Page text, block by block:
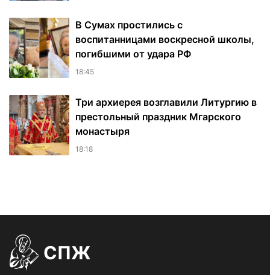
В Сумах простились с
воспитанницами воскресной школы,
погибшими от удара РФ
18:45
Три архиерея возглавили Литургию в
престольный праздник Мгарского
монастыря
18:18
СПЖ